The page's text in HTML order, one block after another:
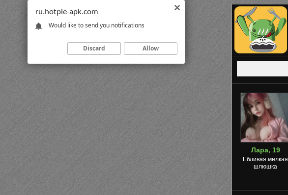
Лара, 19
Ебливая мелкая
шлюшка
ru.hotpie-apk.com
Would like to send you notifications
Discard Allow